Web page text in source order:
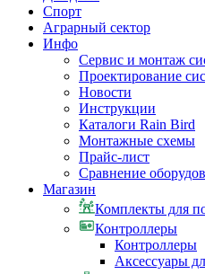
Спорт
Аграрный сектор
Инфо
Сервис и монтаж
Проектирование
Новости
Инструкции
Каталоги Rain Bird
Монтажные схемы
Прайс-лист
Сравнение
Магазин
Комплекты для
Контроллеры
Контроллеры
Аксессуары